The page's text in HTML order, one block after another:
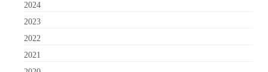
2024
2023
2022
2021